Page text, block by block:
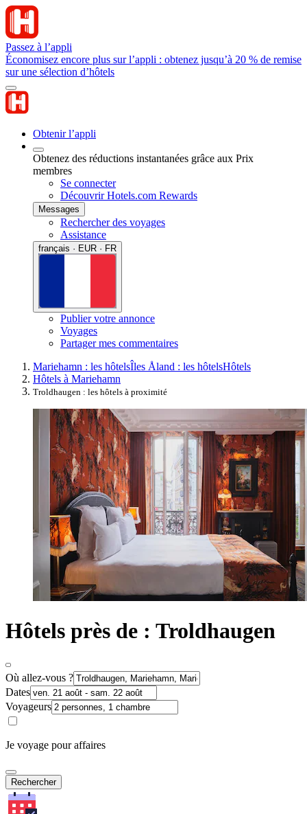
Passez à l’appli
Économisez encore plus sur l’appli : obtenez jusqu’à 20 % de remise
sur une sélection d’hôtels
Obtenir l’appli
Obtenez des réductions instantanées grâce aux Prix
membres
Se connecter
Découvrir Hotels.com Rewards
Messages
Rechercher des voyages
Assistance
français · EUR · FR
Publier votre annonce
Voyages
Partager mes commentaires
Mariehamn : les hôtelsÎles Åland : les hôtelsHôtels
Hôtels à Mariehamn
Troldhaugen : les hôtels à proximité
Hôtels près de : Troldhaugen
Où allez-vous ?
Dates
Voyageurs
Je voyage pour affaires
Rechercher